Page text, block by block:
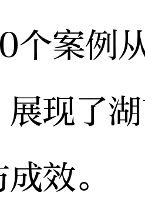
个案例
展现了
效。